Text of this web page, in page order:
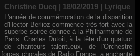
Christine Ducq | 18/02/2019 | Lyrique
L'année de commémoration de la disparition
d'Hector Berlioz commence très fort avec la
superbe soirée donnée à la Philharmonie de
Paris. Charles Dutoit, à la tête d'un quatuor
de chanteurs talentueux, de l'Orchestre
chorales de Radio France, a enchanté